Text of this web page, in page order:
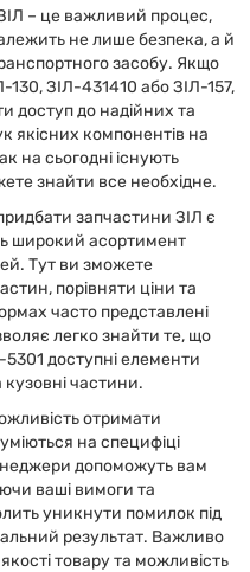
– це важливий процес,
не лише безпека, а й
засобу. Якщо
ЗІЛ-431410 або ЗІЛ-157,
доступ до надійних та
якісних компонентів на
на сьогодні існують
знайти все необхідне.
запчастини ЗІЛ є
широкий асортимент
Тут ви зможете
порівняти ціни та
часто представлені
легко знайти те, що
доступні елементи
кузовні частини.
отримати
на специфіці
допоможуть вам
ваші вимоги та
уникнути помилок під
результат. Важливо
товару та можливість